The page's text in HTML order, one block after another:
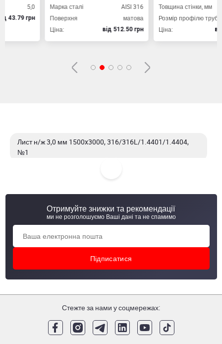
Марка сталі
Поверхня
вiд 512.50 грн
Товщина стінки, мм
Розмір профілю труби, мм
Ціна:
вiд 49.80
Лист н/ж 3,0 мм 1500x3000, 316/316L/1.4401/1.4404,
№1
Лист н/ж 4,0 мм 1500x6000, 304/304L/1.4301/1.4307, №1
Отримуйте знижки та рекомендації
ми не розголошуємо Ваші дані та не спамимо
Стежте за нами у соцмережах: